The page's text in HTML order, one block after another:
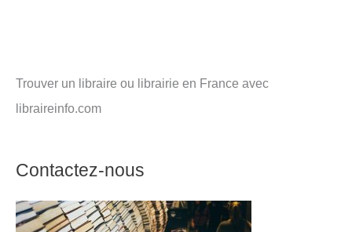
Trouver un libraire ou librairie en France avec
libraireinfo.com
Contactez-nous